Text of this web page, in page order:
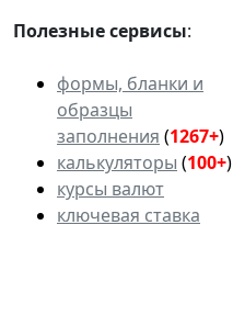
Полезные сервисы:
формы, бланки и
образцы
заполнения (1267+)
калькуляторы (100+)
курсы валют
ключевая ставка